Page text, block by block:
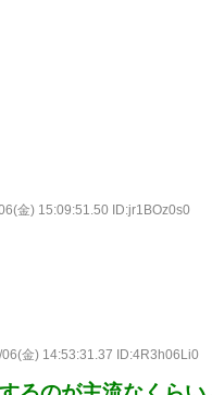
金) 15:09:51.50 ID:jr1BOz0s0
金) 14:53:31.37 ID:4R3h06Li0